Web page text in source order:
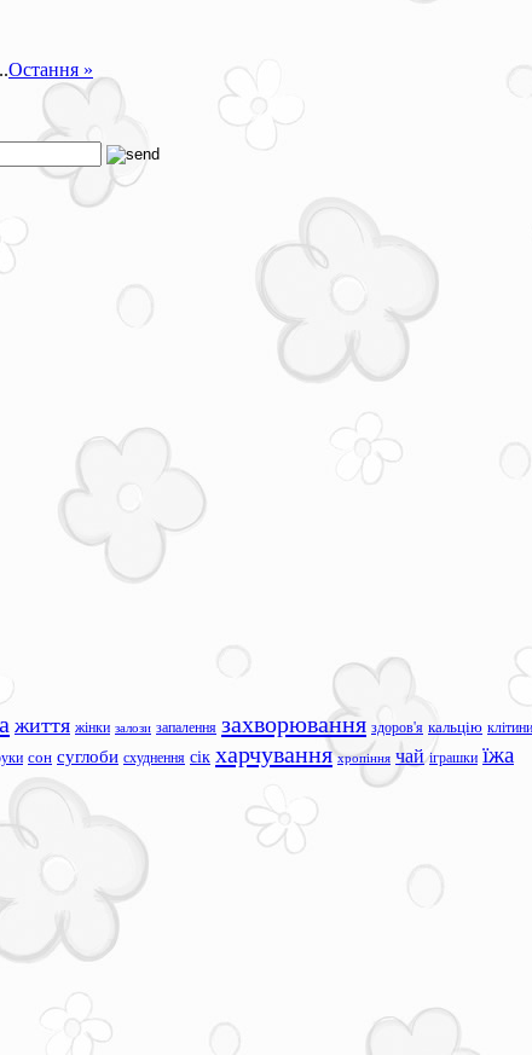
Остання »
життя жінки залози запалення захворювання здоров'я кальцію клітини
сон суглоби схуднення сік харчування хропіння чай іграшки їжа